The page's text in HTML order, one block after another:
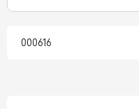
000616